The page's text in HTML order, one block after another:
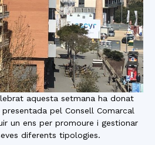
aquesta setmana ha donat
pel Consell Comarcal
un ens per promoure i gestionar
diferents tipologies.